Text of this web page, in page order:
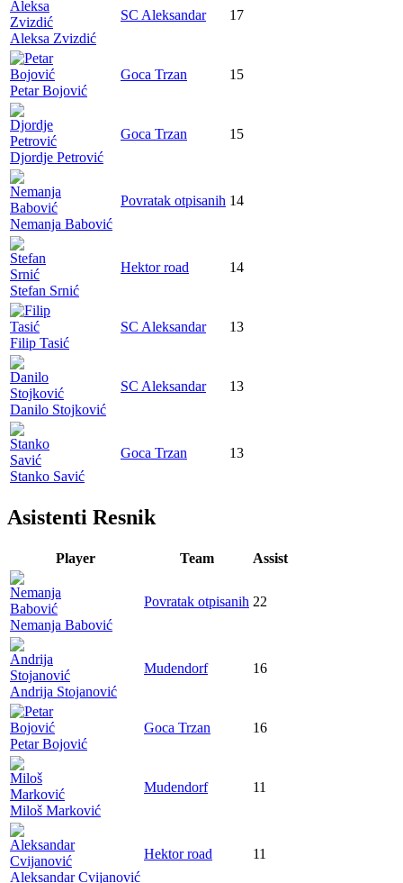
Aleksa Zvizdić
SC Aleksandar 17
Petar Bojović
Goca Trzan 15
Djordje Petrović
Goca Trzan 15
Nemanja Babović
Povratak otpisanih 14
Stefan Srnić
Hektor road 14
Filip Tasić
SC Aleksandar 13
Danilo Stojković
SC Aleksandar 13
Stanko Savić
Goca Trzan 13
Asistenti Resnik
Player Team Assist
Nemanja Babović
Povratak otpisanih 22
Andrija Stojanović
Mudendorf 16
Petar Bojović
Goca Trzan 16
Miloš Marković
Mudendorf 11
Aleksandar Cvijanović
Hektor road 11